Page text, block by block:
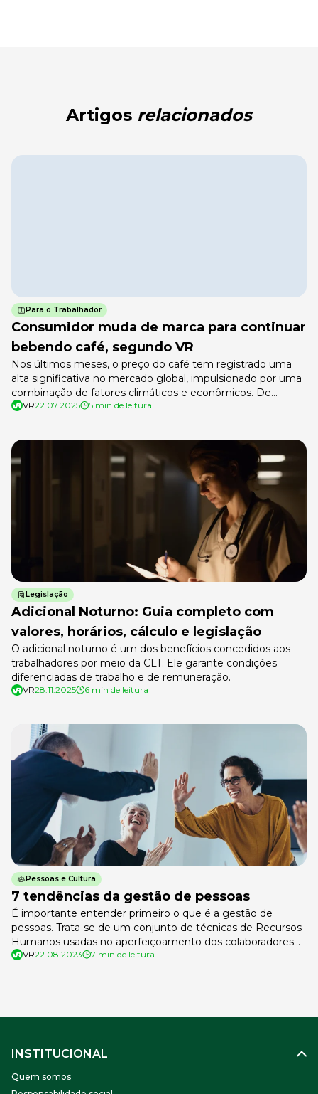
Artigos relacionados
Para o Trabalhador
Consumidor muda de marca para continuar
bebendo café, segundo VR
Nos últimos meses, o preço do café tem registrado uma
alta significativa no mercado global, impulsionado por uma
combinação de fatores climáticos e econômicos. De
acordo com um levantamento realizado pela VR,
preço nacional do café de mais de 72%, considerando […]
VR22.07.2025 5 min de leitura
Legislação
Adicional Noturno: Guia completo com
valores, horários, cálculo e legislação
O adicional noturno é um dos benefícios concedidos aos
trabalhadores por meio da CLT. Ele garante condições
diferenciadas de trabalho e de remuneração.
VR28.11.2025 6 min de leitura
Pessoas e Cultura
7 tendências da gestão de pessoas
É importante entender primeiro o que é a gestão de
pessoas. Trata-se de um conjunto de técnicas de Recursos
Humanos usadas no aperfeiçoamento dos colaboradores
das empresas, capacitando-os para as suas funções.
VR22.08.2023 7 min de leitura
INSTITUCIONAL
Quem somos